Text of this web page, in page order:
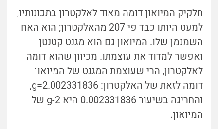
חלקיק המיואון דומה מאוד לאלקטרון בתכונותיו,
למעט היותו כבד פי 207 מהאלקטרון; הוא האח
השמנמן שלו. המיואון גם הוא מגנט קטנטן
ואפשר למדוד את עוצמתו. מכיוון שהוא דומה
לאלקטרון, הרי שעוצמת המגנט של המיואון
דומה לזאת של האלקטרון: g=
2.
002331836,
והחריגה בשיעור
0.
002331836 היא g-2 של
המיואון.